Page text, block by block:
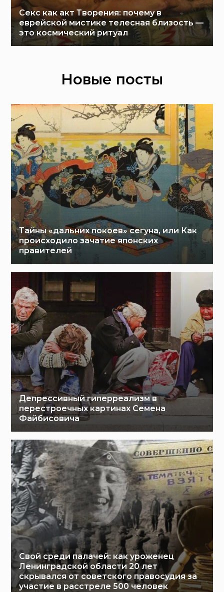
Секс как акт Творения: почему в
еврейской мистике телесная близость —
это космический ритуал
Новые посты
Тайны «дальних покоев» сегуна, или Как
происходило зачатие японских
правителей
Депрессивный гиперреализм в
перестроечных картинах Семена
Файбисовича
Свой среди палачей: как уроженец
Ленинградской области 20 лет
скрывался от советского правосудия за
участие в расстреле 500 человек